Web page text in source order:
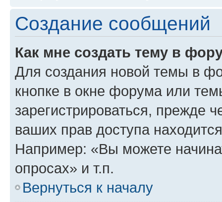
Создание сообщений
Как мне создать тему в
Для создания новой темы в
кнопке в окне форума или
зарегистрироваться, прежде
ваших прав доступа
Например: «Вы можете
опросах» и т.п.
Вернуться к началу